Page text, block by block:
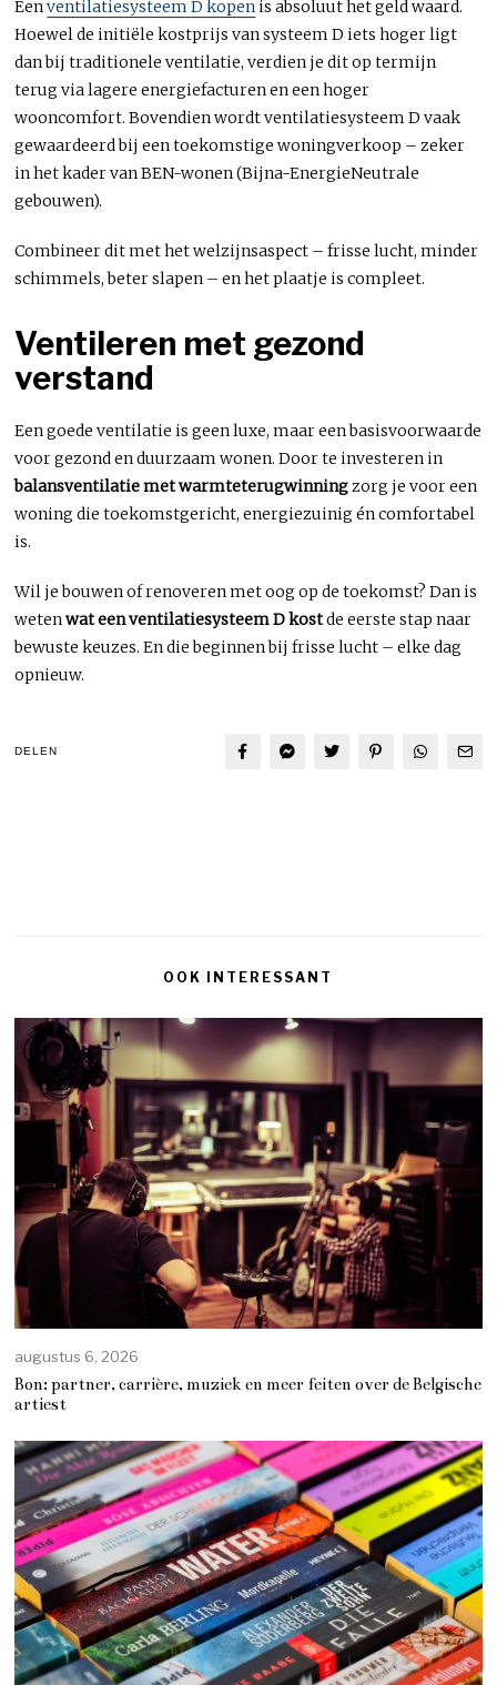
Eenventilatiesysteem D kopenis absoluut het geld waard.
Hoewel de initiële kostprijs van systeem D iets hoger ligt
dan bij traditionele ventilatie, verdien je dit op termijn
terug via lagere energiefacturen en een hoger
wooncomfort. Bovendien wordt ventilatiesysteem D vaak
gewaardeerd bij een toekomstige woningverkoop – zeker
in het kader van BEN-wonen (Bijna-EnergieNeutrale
gebouwen).
Combineer dit met het welzijnsaspect – frisse lucht, minder
schimmels, beter slapen – en het plaatje is compleet.
Ventileren met gezond
verstand
Een goede ventilatie is geen luxe, maar een basisvoorwaarde
voor gezond en duurzaam wonen. Door te investeren in
balansventilatie met warmteterugwinningzorg je voor een
woning die toekomstgericht, energiezuinig én comfortabel
is.
Wil je bouwen of renoveren met oog op de toekomst? Dan is
wetenwat een ventilatiesysteem D kostde eerste stap naar
bewuste keuzes. En die beginnen bij frisse lucht – elke dag
opnieuw.
DELEN
OOK INTERESSANT
augustus 6, 2026
Bon: partner, carrière, muziek en meer feiten over de Belgische
artiest